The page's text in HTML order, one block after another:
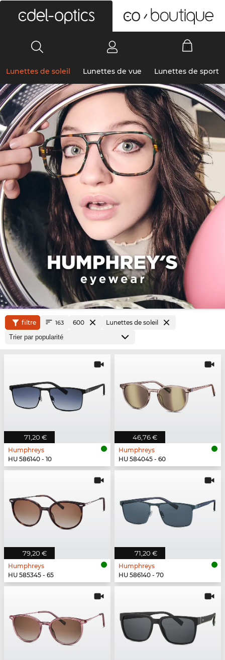
Lunettes de soleil Lunettes de vue Lunettes de sport
filtre 163 600 Lunettes de soleil
71,20 €
Humphreys
HU 586140 - 10
46,76 €
Humphreys
HU 584045 - 60
79,20 €
Humphreys
HU 585345 - 65
71,20 €
Humphreys
HU 586140 - 70